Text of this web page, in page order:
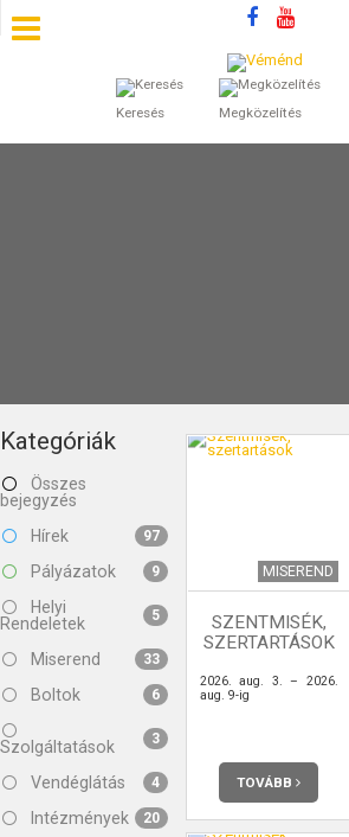
Keresés Megközelítés
SZÁLLÁSOK
BEJEGYZÉSEK
Kategóriák
Összes
bejegyzés
Hírek
97
Pályázatok 9
Helyi
Rendeletek
5
Miserend 33
Boltok 6
Szolgáltatások 3
Vendéglátás 4
Intézmények 20
MISEREND
SZENTMISÉK,
SZERTARTÁSOK
2026. aug. 3. – 2026.
aug. 9-ig
TOVÁBB